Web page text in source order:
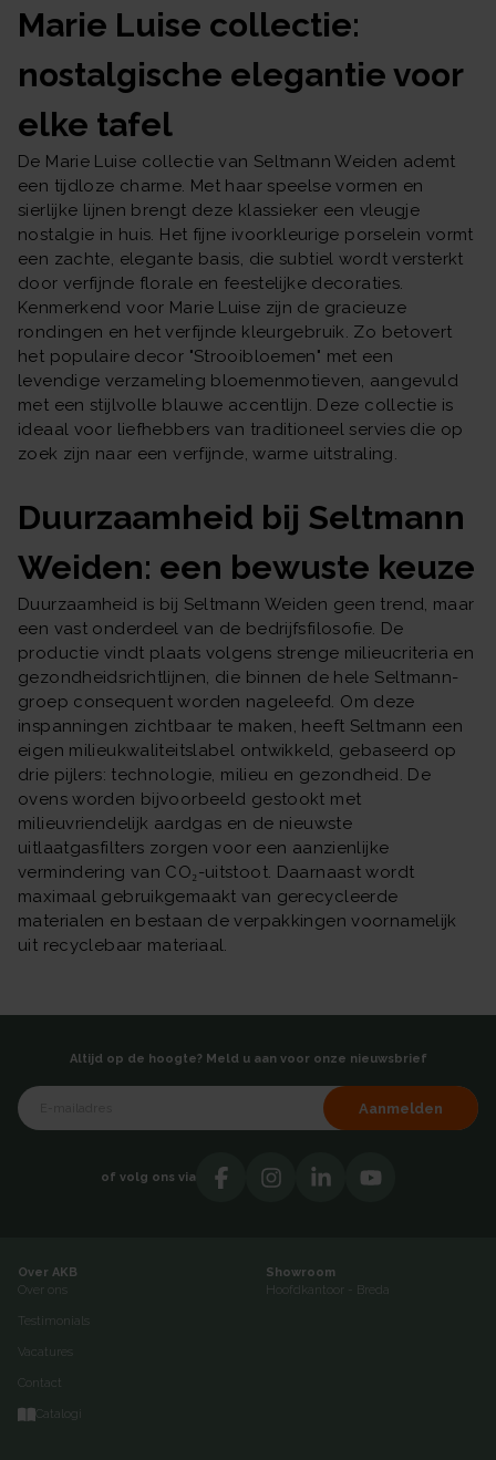
Marie Luise collectie:
nostalgische elegantie voor
elke tafel
De Marie Luise collectie van Seltmann Weiden ademt
een tijdloze charme. Met haar speelse vormen en
sierlijke lijnen brengt deze klassieker een vleugje
nostalgie in huis. Het fijne ivoorkleurige porselein vormt
een zachte, elegante basis, die subtiel wordt versterkt
door verfijnde florale en feestelijke decoraties.
Kenmerkend voor Marie Luise zijn de gracieuze
rondingen en het verfijnde kleurgebruik. Zo betovert
het populaire decor "Strooibloemen" met een
levendige verzameling bloemenmotieven, aangevuld
met een stijlvolle blauwe accentlijn. Deze collectie is
ideaal voor liefhebbers van traditioneel servies die op
zoek zijn naar een verfijnde, warme uitstraling.
Duurzaamheid bij Seltmann
Weiden: een bewuste keuze
Duurzaamheid is bij Seltmann Weiden geen trend, maar
een vast onderdeel van de bedrijfsfilosofie. De
productie vindt plaats volgens strenge milieucriteria en
gezondheidsrichtlijnen, die binnen de hele Seltmann-
groep consequent worden nageleefd. Om deze
inspanningen zichtbaar te maken, heeft Seltmann een
eigen milieukwaliteitslabel ontwikkeld, gebaseerd op
drie pijlers: technologie, milieu en gezondheid. De
ovens worden bijvoorbeeld gestookt met
milieuvriendelijk aardgas en de nieuwste
uitlaatgasfilters zorgen voor een aanzienlijke
vermindering van CO₂-uitstoot. Daarnaast wordt
maximaal gebruikgemaakt van gerecycleerde
materialen en bestaan de verpakkingen voornamelijk
uit recyclebaar materiaal.
Altijd op de hoogte? Meld u aan voor onze nieuwsbrief
Aanmelden
of volg ons via
Over AKB
Over ons
Testimonials
Vacatures
Contact
Catalogi
Showroom
Hoofdkantoor - Breda